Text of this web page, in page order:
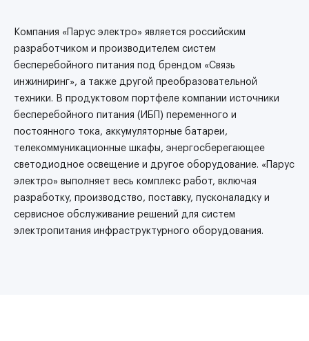
Компания «Парус электро» является российским
разработчиком и производителем систем
бесперебойного питания под брендом «Связь
инжиниринг», а также другой преобразовательной
техники. В продуктовом портфеле компании источники
бесперебойного питания (ИБП) переменного и
постоянного тока, аккумуляторные батареи,
телекоммуникационные шкафы, энергосберегающее
светодиодное освещение и другое оборудование. «Парус
электро» выполняет весь комплекс работ, включая
разработку, производство, поставку, пусконаладку и
сервисное обслуживание решений для систем
электропитания инфраструктурного оборудования.